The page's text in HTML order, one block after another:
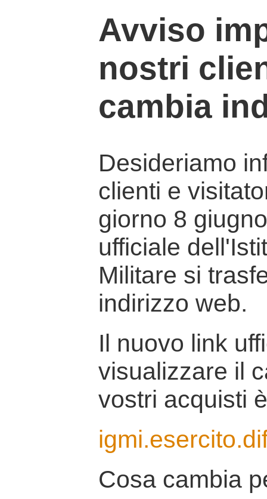
Avviso
nostri
cambia
Desideriamo
clienti e
giorno 8
ufficiale
Militare si
indirizzo web.
Il nuovo link
visualizzare il
vostri acquisti
Cosa cambia